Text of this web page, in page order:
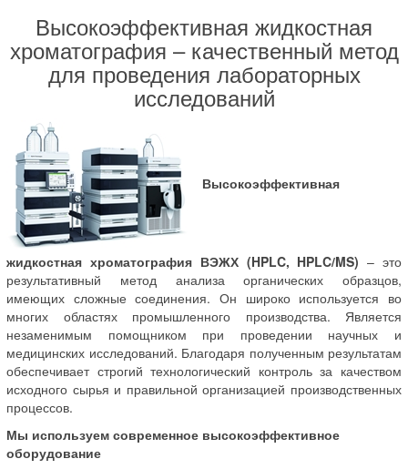
Высокоэффективная жидкостная
хроматография – качественный метод
для проведения лабораторных
исследований
Высокоэффективная
жидкостная хроматография ВЭЖХ (HPLC, HPLC/MS) – это
результативный метод анализа органических образцов,
имеющих сложные соединения. Он широко используется во
многих областях промышленного производства. Является
незаменимым помощником при проведении научных и
медицинских исследований. Благодаря полученным результатам
обеспечивает строгий технологический контроль за качеством
исходного сырья и правильной организацией производственных
процессов.
Мы используем современное высокоэффективное
оборудование